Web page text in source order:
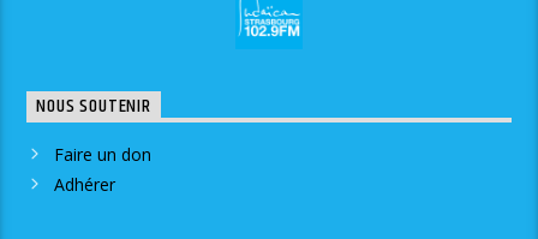
NOUS SOUTENIR
Faire un don
Adhérer